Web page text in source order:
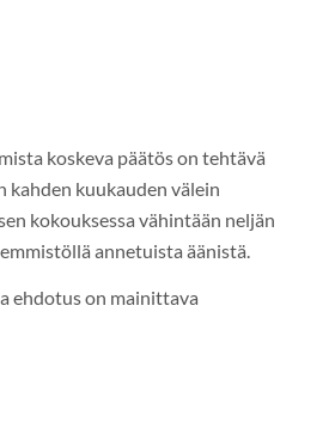
koskeva päätös on tehtävä
kahden kuukauden välein
kokouksessa vähintään neljän
annetuista äänistä.
ehdotus on mainittava